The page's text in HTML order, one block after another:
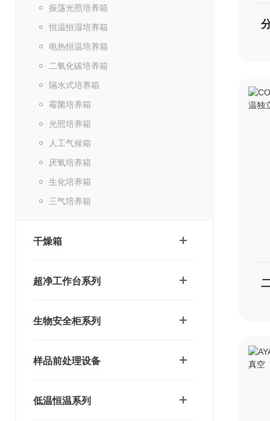
振荡光照培养箱
恒温恒湿培养箱
电热恒温培养箱
二氧化碳培养箱
隔水式培养箱
霉菌培养箱
光照培养箱
人工气候箱
厌氧培养箱
生化培养箱
三气培养箱
干燥箱
超净工作台系列
生物安全柜系列
样品前处理设备
低温恒温系列